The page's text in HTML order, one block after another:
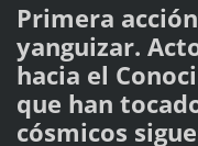
Primera
yanguizar.
hacia el
que han
cósmicos